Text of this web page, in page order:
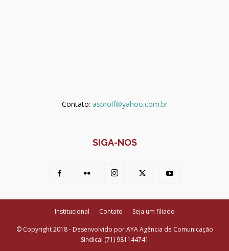
Contato: asprolf@yahoo.com.br
SIGA-NOS
Institucional Contato Seja um filiado
© Copyright 2018 - Desenvolvido por AYA Agência de Comunicação
Sindical (71) 981144741